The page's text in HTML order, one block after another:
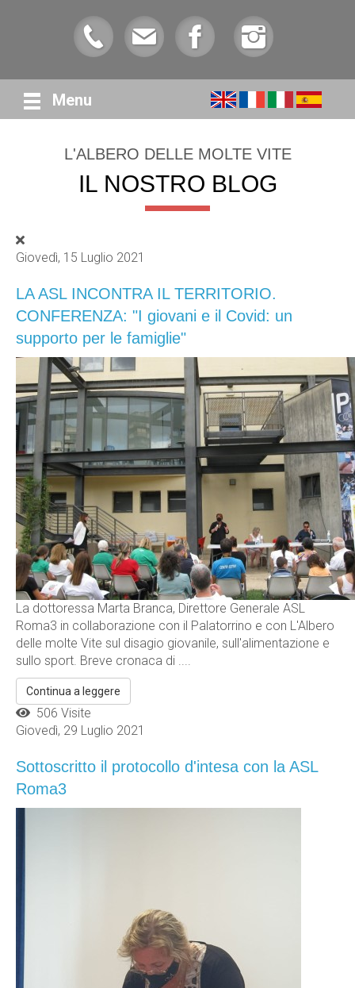
Menu
L'ALBERO DELLE MOLTE VITE
IL NOSTRO BLOG
Giovedì, 15 Luglio 2021
LA ASL INCONTRA IL TERRITORIO.
CONFERENZA: "I giovani e il Covid: un
supporto per le famiglie"
La dottoressa Marta Branca, Direttore Generale ASL
Roma3 in collaborazione con il Palatorrino e con L'Albero
delle molte Vite sul disagio giovanile, sull'alimentazione e
sullo sport. Breve cronaca di ....
Continua a leggere
506 Visite
Giovedì, 29 Luglio 2021
Sottoscritto il protocollo d'intesa con la ASL
Roma3